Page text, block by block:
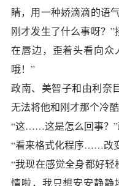
睛，用一种娇滴滴的语
刚才发生了什么事呀？
在唇边，歪着头看向众
哦！”
政南、美智子和由利奈
无法将他和刚才那个冷
“这……这是怎么回事？”
“看来格式化程序……改
“我现在感觉全身都好
情啦，我只想安安静静